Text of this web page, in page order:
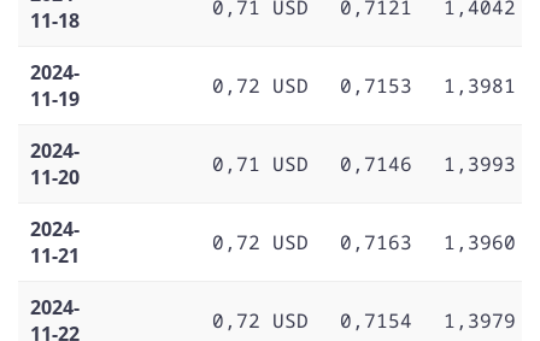
11-18
0,71 USD 0,7121 1,4042
2024-
11-19
0,72 USD 0,7153 1,3981
2024-
11-20
0,71 USD 0,7146 1,3993
2024-
11-21
0,72 USD 0,7163 1,3960
2024-
11-22
0,72 USD 0,7154 1,3979